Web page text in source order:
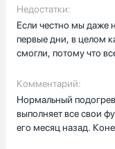
сборке мы не нашли.
другими даже
сложно оказалось то
рассказано
Недостатки:
Если честно мы даже
первые дни, в целом
смогли, потому что
надеюсь что и не будет.
Комментарий:
Нормальный
выполняет все свои
его месяц назад.